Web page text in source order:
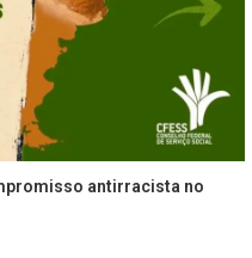
antirracista no